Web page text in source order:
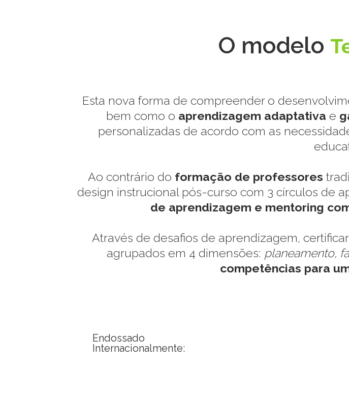
O modelo
Esta nova forma de compreender o
bem como o aprendizagem adaptativa e
personalizadas de acordo com as
Ao contrário do formação de professores
design instrucional pós-curso com 3 círculos de
de aprendizagem e mentoring
Através de desafios de aprendizagem, certificar
agrupados em 4 dimensões: planeamento,
competências para
Endossado
Internacionalmente: